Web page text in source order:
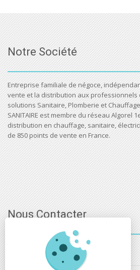
Notre Société
Entreprise familiale de négoce,
vente et la distribution aux professionnels
solutions Sanitaire, Plomberie et
SANITAIRE est membre du réseau Algorel
distribution en chauffage, sanitaire,
de 850 points de vente en France.
Nous Contacter
03 - 88 - 32 - 86 - 52